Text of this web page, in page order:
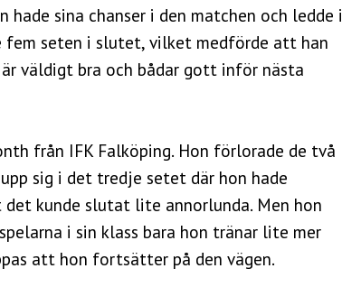
hade sina chanser i den matchen och ledde i
fem seten i slutet, vilket medförde att han
väldigt bra och bådar gott inför nästa
från IFK Falköping. Hon förlorade de två
sig i det tredje setet där hon hade
kunde slutat lite annorlunda. Men hon
i sin klass bara hon tränar lite mer
att hon fortsätter på den vägen.